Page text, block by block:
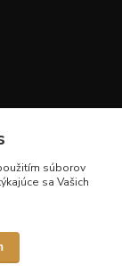
súborov
sa Vašich